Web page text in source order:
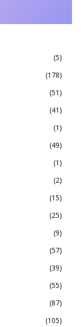
5
178
51
41
1
49
1
2
15
25
9
57
39
55
87
105